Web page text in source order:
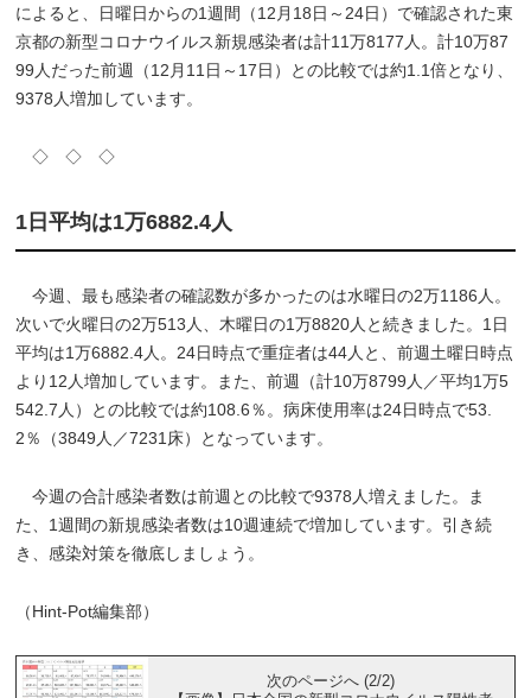
によると、日曜日からの1週間（12月18日～24日）で確認された東
京都の新型コロナウイルス新規感染者は計11万8177人。計10万87
99人だった前週（12月11日～17日）との比較では約1.1倍となり、
9378人増加しています。
◇ ◇ ◇
1日平均は1万6882.4人
今週、最も感染者の確認数が多かったのは水曜日の2万1186人。
次いで火曜日の2万513人、木曜日の1万8820人と続きました。1日
平均は1万6882.4人。24日時点で重症者は44人と、前週土曜日時点
より12人増加しています。また、前週（計10万8799人／平均1万5
542.7人）との比較では約108.6％。病床使用率は24日時点で53.
2％（3849人／7231床）となっています。
今週の合計感染者数は前週との比較で9378人増えました。ま
た、1週間の新規感染者数は10週連続で増加しています。引き続
き、感染対策を徹底しましょう。
（Hint-Pot編集部）
次のページへ (2/2)